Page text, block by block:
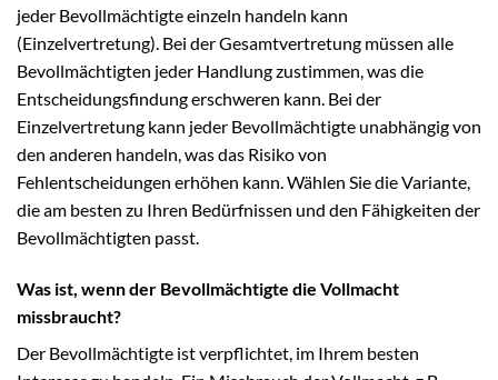
jeder Bevollmächtigte einzeln handeln kann
(Einzelvertretung). Bei der Gesamtvertretung müssen alle
Bevollmächtigten jeder Handlung zustimmen, was die
Entscheidungsfindung erschweren kann. Bei der
Einzelvertretung kann jeder Bevollmächtigte unabhängig von
den anderen handeln, was das Risiko von
Fehlentscheidungen erhöhen kann. Wählen Sie die Variante,
die am besten zu Ihren Bedürfnissen und den Fähigkeiten der
Bevollmächtigten passt.
Was ist, wenn der Bevollmächtigte die Vollmacht
missbraucht?
Der Bevollmächtigte ist verpflichtet, im Ihrem besten